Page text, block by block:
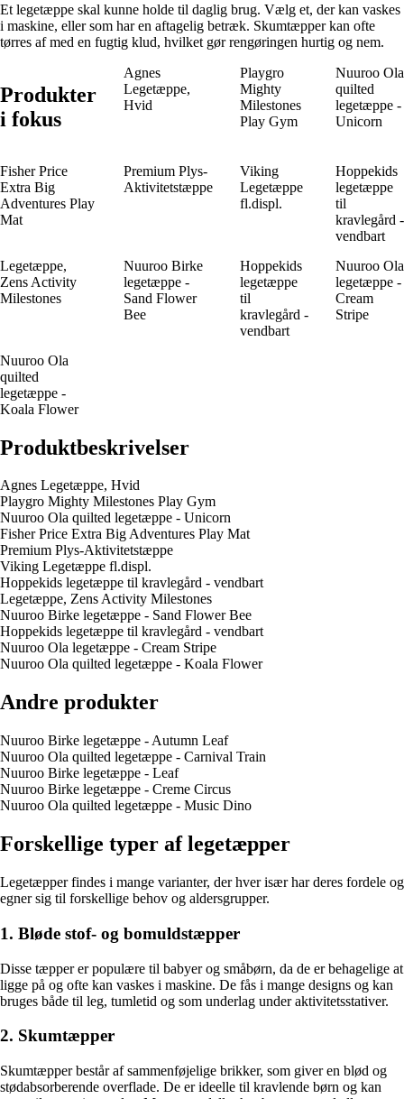
Et legetæppe skal kunne holde til daglig brug. Vælg et, der kan vaskes
i maskine, eller som har en aftagelig betræk. Skumtæpper kan ofte
tørres af med en fugtig klud, hvilket gør rengøringen hurtig og nem.
Produkter
i fokus
Agnes
Legetæppe,
Hvid
Playgro
Mighty
Milestones
Play Gym
Nuuroo Ola
quilted
legetæppe -
Unicorn
Fisher Price
Extra Big
Adventures Play
Mat
Premium Plys-
Aktivitetstæppe
Viking
Legetæppe
fl.displ.
Hoppekids
legetæppe
til
kravlegård -
vendbart
Legetæppe,
Zens Activity
Milestones
Nuuroo Birke
legetæppe -
Sand Flower
Bee
Hoppekids
legetæppe
til
kravlegård -
vendbart
Nuuroo Ola
legetæppe -
Cream
Stripe
Nuuroo Ola
quilted
legetæppe -
Koala Flower
Produktbeskrivelser
Agnes Legetæppe, Hvid
Playgro Mighty Milestones Play Gym
Nuuroo Ola quilted legetæppe - Unicorn
Fisher Price Extra Big Adventures Play Mat
Premium Plys-Aktivitetstæppe
Viking Legetæppe fl.displ.
Hoppekids legetæppe til kravlegård - vendbart
Legetæppe, Zens Activity Milestones
Nuuroo Birke legetæppe - Sand Flower Bee
Hoppekids legetæppe til kravlegård - vendbart
Nuuroo Ola legetæppe - Cream Stripe
Nuuroo Ola quilted legetæppe - Koala Flower
Andre produkter
Nuuroo Birke legetæppe - Autumn Leaf
Nuuroo Ola quilted legetæppe - Carnival Train
Nuuroo Birke legetæppe - Leaf
Nuuroo Birke legetæppe - Creme Circus
Nuuroo Ola quilted legetæppe - Music Dino
Forskellige typer af legetæpper
Legetæpper findes i mange varianter, der hver især har deres fordele og
egner sig til forskellige behov og aldersgrupper.
1. Bløde stof- og bomuldstæpper
Disse tæpper er populære til babyer og småbørn, da de er behagelige at
ligge på og ofte kan vaskes i maskine. De fås i mange designs og kan
bruges både til leg, tumletid og som underlag under aktivitetsstativer.
2. Skumtæpper
Skumtæpper består af sammenføjelige brikker, som giver en blød og
stødabsorberende overflade. De er ideelle til kravlende børn og kan